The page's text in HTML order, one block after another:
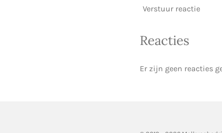
Verstuur reactie
Reacties
Er zijn geen reacties